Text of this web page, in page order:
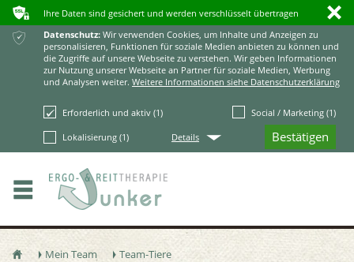
ʥ Ihre Daten sind gesichert und werden verschlüsselt übertragen
ı
ќ
Datenschutz: Wir verwenden Cookies, um Inhalte und Anzeigen zu
personalisieren, Funktionen für soziale Medien anbieten zu können und
die Zugriffe auf unsere Webseite zu verstehen. Wir geben Informationen
zur Nutzung unserer Webseite an Partner für soziale Medien, Werbung
und Analysen weiter. Weitere Informationen siehe Datenschutzerklärung
Erforderlich und aktiv (1) Social / Marketing (1)
Lokalisierung (1) Details Q
ŷ Ţ Mein Team Ţ Team-Tiere